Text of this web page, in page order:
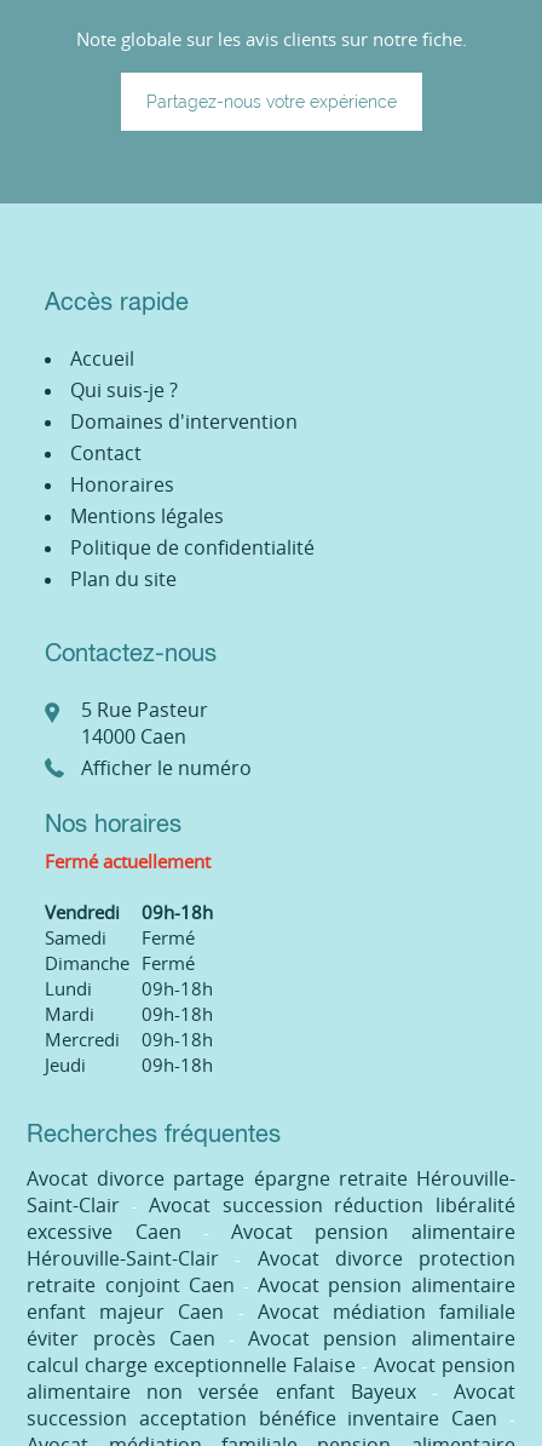
Note globale sur les avis clients sur notre fiche.
Partagez-nous votre expérience
Accès rapide
Accueil
Qui suis-je ?
Domaines d'intervention
Contact
Honoraires
Mentions légales
Politique de confidentialité
Plan du site
Contactez-nous
5 Rue Pasteur
14000 Caen
Afficher le numéro
Nos horaires
Fermé actuellement
Vendredi
09h-18h
Samedi
Fermé
Dimanche Fermé
Lundi
09h-18h
Mardi
09h-18h
Mercredi
09h-18h
Jeudi
09h-18h
Recherches fréquentes
Avocat divorce partage épargne retraite Hérouville-
Saint-Clair
Avocat succession réduction libéralité
excessive Caen
Avocat pension alimentaire
Hérouville-Saint-Clair
Avocat divorce protection
retraite conjoint Caen
Avocat pension alimentaire
enfant majeur Caen
Avocat médiation familiale
éviter procès Caen
Avocat pension alimentaire
calcul charge exceptionnelle Falaise
Avocat pension
alimentaire non versée enfant Bayeux
Avocat
succession acceptation bénéfice inventaire Caen